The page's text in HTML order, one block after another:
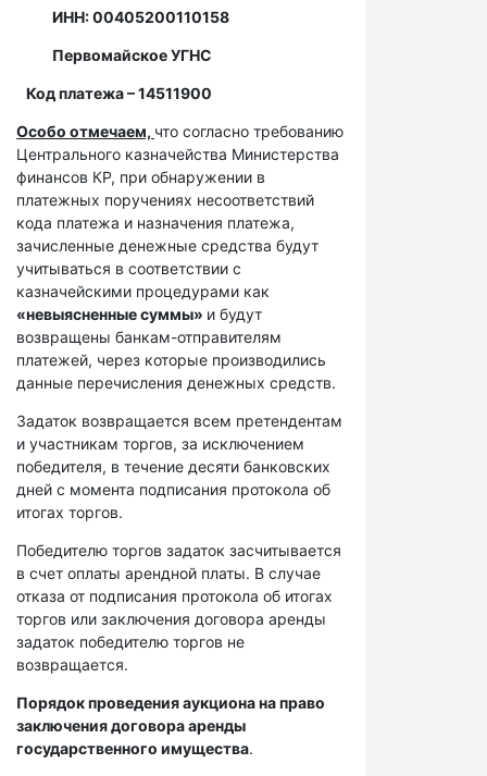
ИНН: 00405200110158
Первомайское УГНС
Код платежа – 14511900
Особо отмечаем, что согласно требованию
Центрального казначейства Министерства
финансов КР, при обнаружении в
платежных поручениях несоответствий
кода платежа и назначения платежа,
зачисленные денежные средства будут
учитываться в соответствии с
казначейскими процедурами как
«невыясненные суммы» и будут
возвращены банкам-отправителям
платежей, через которые производились
данные перечисления денежных средств.
Задаток возвращается всем претендентам
и участникам торгов, за исключением
победителя, в течение десяти банковских
дней с момента подписания протокола об
итогах торгов.
Победителю торгов задаток засчитывается
в счет оплаты арендной платы. В случае
отказа от подписания протокола об итогах
торгов или заключения договора аренды
задаток победителю торгов не
возвращается.
Порядок проведения аукциона на право
заключения договора аренды
государственного имущества.